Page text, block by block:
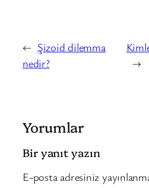
← Şizoid dilemma
nedir?
→
Yorumlar
Bir yanıt yazın
E-posta adresiniz